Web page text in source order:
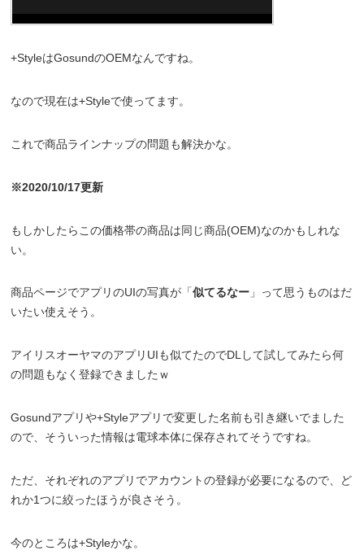
+StyleはGosundのOEMなんですね。
なので現在は+Styleで使ってます。
これで商品ラインナップの問題も解決かな。
※2020/10/17更新
もしかしたらこの価格帯の商品は同じ商品(OEM)なのかもしれな
い。
商品ページでアプリのUIの写真が「似てるなー 」って思うものはだ
いたい使えそう。
アイリスオーヤマのアプリUIも似てたのでDLして試してみたら何
の問題もなく登録できましたｗ
Gosundアプリや+Styleアプリで変更した名前も引き継いでました
ので、そういった情報は電球本体に保存されてそうですね。
ただ、それぞれのアプリでアカウントの登録が必要になるので、ど
れか1つに絞ったほうが良さそう。
今のところは+Styleかな。